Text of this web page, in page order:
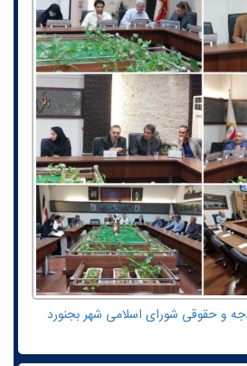
و حقوقی شورای اسلامی شهر بجنورد